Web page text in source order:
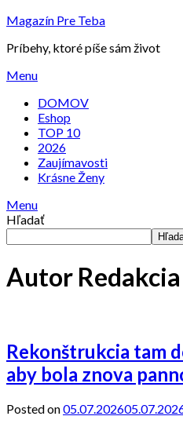
Skip
content
Magazín Pre Teba
Príbehy, ktoré píše sám život
Menu
DOMOV
Eshop
TOP 10
2026
Zaujímavosti
Krásne Ženy
Menu
Hľadať
Autor Redakcia
Rekonštrukcia tam
aby bola znova
Posted on05.07.2026